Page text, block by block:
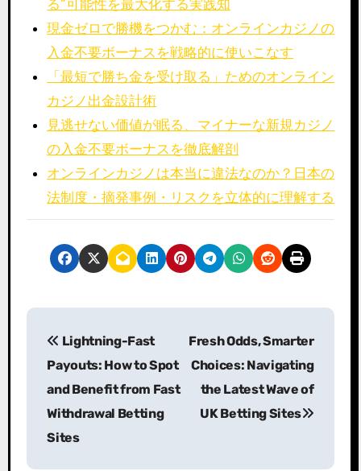
る”可能性を最大化する実践知
現金ゼロで勝機をつかむ：オンラインカジノの
入金不要ボーナスを戦略的に使いこなす
「最短で勝ち金を受け取る」ためのオンライン
カジノ出金設計術
見逃せない価値が眠る、マイナーな新規カジノ
の入金不要ボーナスを徹底解剖
オンラインカジノは本当に違法なのか？日本の
法制度・摘発事例・リスクを立体的に理解する
P
Lightning-Fast
Payouts: How to Spot
and Benefit from Fast
Withdrawal Betting
Sites
Fresh Odds, Smarter
Choices: Navigating
the Latest Wave of
UK Betting Sites